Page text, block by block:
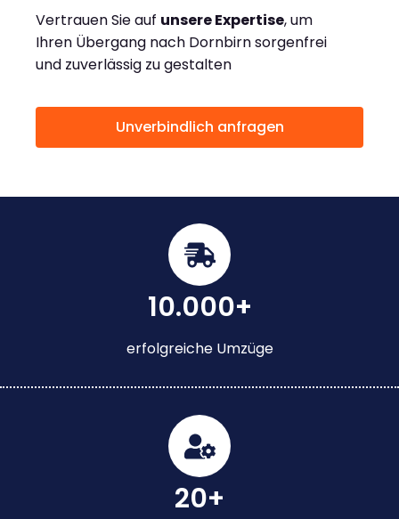
Vertrauen Sie auf unsere Expertise, um
Ihren Übergang nach Dornbirn sorgenfrei
und zuverlässig zu gestalten
Unverbindlich anfragen
10.000+
erfolgreiche Umzüge
20+